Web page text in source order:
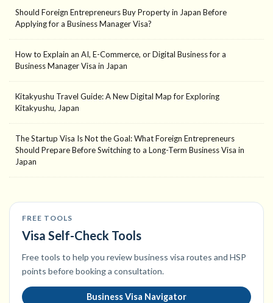
Should Foreign Entrepreneurs Buy Property in Japan Before
Applying for a Business Manager Visa?
How to Explain an AI, E-Commerce, or Digital Business for a
Business Manager Visa in Japan
Kitakyushu Travel Guide: A New Digital Map for Exploring
Kitakyushu, Japan
The Startup Visa Is Not the Goal: What Foreign Entrepreneurs
Should Prepare Before Switching to a Long-Term Business Visa in
Japan
FREE TOOLS
Visa Self-Check Tools
Free tools to help you review business visa routes and HSP
points before booking a consultation.
Business Visa Navigator